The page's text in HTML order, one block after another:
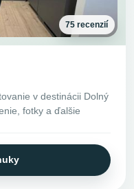
75 recenzií
v destinácii Dolný
fotky a ďalšie